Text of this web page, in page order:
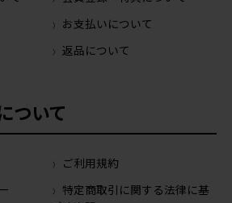
お支払いについて
返品について
ついて
ご利用規約
特定商取引に関する法律に基